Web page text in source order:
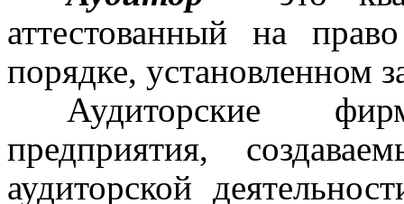
аттестованный на
порядке, установленном
Аудиторские
предприятия,
аудиторской